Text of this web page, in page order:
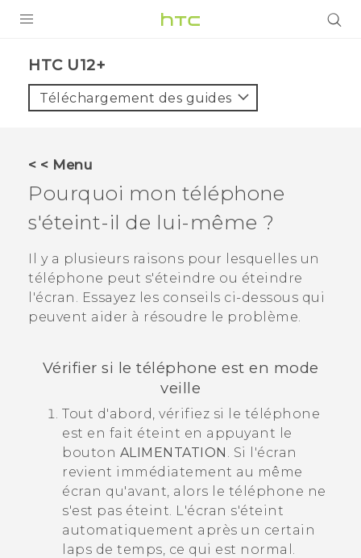
VIVE
VIVERSE
ASSISTANCE
Appareils HTC & Accessoires
Connexion
HTC U12+‎
Téléchargement des guides
< < Menu
Pourquoi mon téléphone
s'éteint-il de lui-même ?
Il y a plusieurs raisons pour lesquelles un
téléphone peut s'éteindre ou éteindre
l'écran. Essayez les conseils ci-dessous qui
peuvent aider à résoudre le problème.
Vérifier si le téléphone est en mode
veille
Tout d'abord, vérifiez si le téléphone
est en fait éteint en appuyant le
bouton ALIMENTATION . Si l'écran
revient immédiatement au même
écran qu'avant, alors le téléphone ne
s'est pas éteint. L'écran s'éteint
automatiquement après un certain
laps de temps, ce qui est normal.